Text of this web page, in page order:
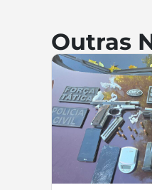
Outras